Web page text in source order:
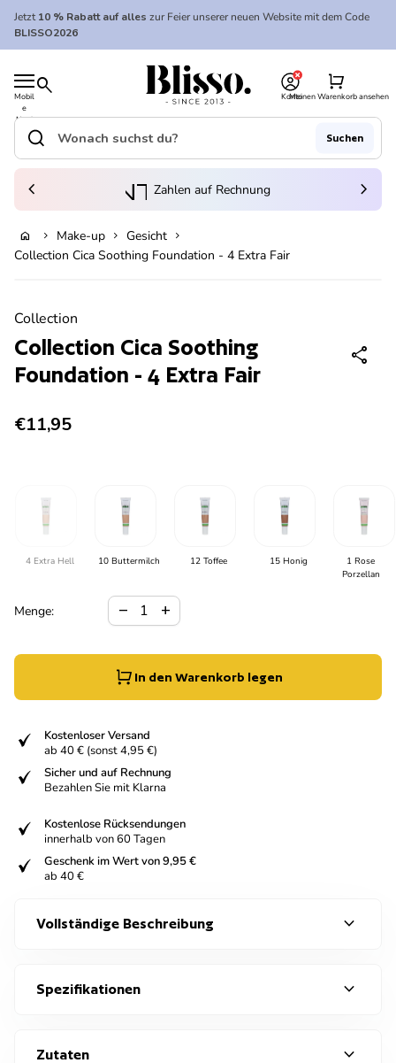
In den Warenkorb legen
Zum Inhalt springen
Jetzt10 % Rabatt auf alles zur Feier unserer neuen Website mit dem Code
BLISSO2026
Mobil
e
Navi
gatio
search
Startseite
Konto
Meinen Warenkorb ansehen
shopping_cart
Startseite
Suche"
search Suchen
(Link öffnet in neuem Tab/Fenster)
Zahlen auf Rechnung
chevron_left chevron_right
home chevron_right Make-up chevron_right Gesicht chevron_right
Collection Cica Soothing Foundation - 4 Extra Fair
Collection
Collection Cica Soothing
Foundation - 4 Extra Fair
share
Regulärer Preis
€11,95
4 Extra Hell 10 Buttermilch 12 Toffee 15 Honig
1 Rose
Porzellan
Menge:
Verringerung der Menge für
remove
Menge erhöhen für
add
In den Warenkorb legen
Kostenloser Versand
ab 40 € (sonst 4,95 €)
Sicher und auf Rechnung
Bezahlen Sie mit Klarna
Kostenlose Rücksendungen
innerhalb von 60 Tagen
Geschenk im Wert von 9,95 €
ab 40 €
Vollständige Beschreibung expand_more
Spezifikationen expand_more
Zutaten expand_more